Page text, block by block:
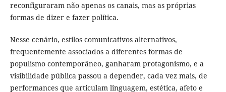
reconfiguraram não apenas os canais, mas as próprias
formas de dizer e fazer política.
Nesse cenário, estilos comunicativos alternativos,
frequentemente associados a diferentes formas de
populismo contemporâneo, ganharam protagonismo, e a
visibilidade pública passou a depender, cada vez mais, de
performances que articulam linguagem, estética, afeto e